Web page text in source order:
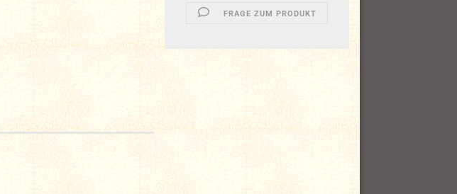
FRAGE ZUM PRODUKT